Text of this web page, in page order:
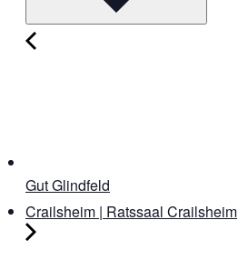
Gut Glindfeld
Crailsheim | Ratssaal Crailsheim